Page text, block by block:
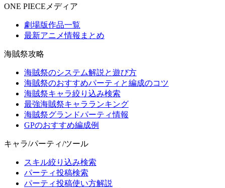
ONE PIECEメディア
劇場版作品一覧
最新アニメ情報まとめ
海賊祭攻略
海賊祭のシステム解説と遊び方
海賊祭のおすすめパーティと編成のコツ
海賊祭キャラ絞り込み検索
最強海賊祭キャラランキング
海賊祭グランドパーティ情報
GPのおすすめ編成例
キャラ/パーティ/ツール
スキル絞り込み検索
パーティ投稿検索
パーティ投稿使い方解説